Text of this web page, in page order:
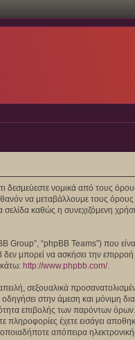
δεσμεύεστε νομικά από τους
να μεταβάλλουμε τους
καθώς η συνεχιζόμενη
Group”, “phpBB Teams”)
μπορεί να ασκήσει την
http://www.phpbb.com/.
σεξουαλικά
οδηγήσει στην άμεση και
επιβολής των παρόντων όρων.
πληροφορίες έχετε εισάγει
απόπειρα